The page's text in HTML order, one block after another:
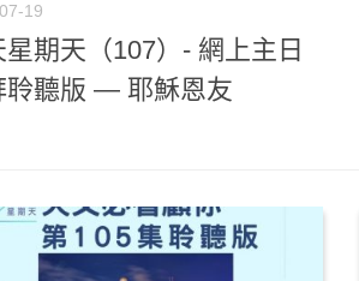
19
星期天（107）- 網上主日
聆聽版 — 耶穌恩友